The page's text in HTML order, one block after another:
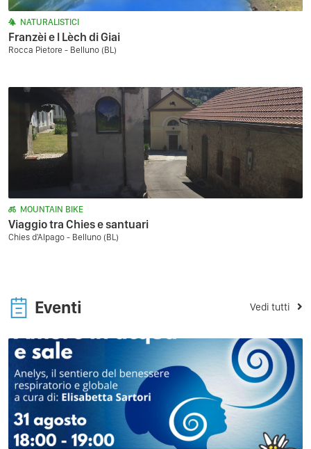
NATURALISTICI
Franzèi e l Lèch di Giai
Rocca Pietore - Belluno (BL)
MOUNTAIN BIKE
Viaggio tra Chies e santuari
Chies d'Alpago - Belluno (BL)
Eventi Vedi tutti